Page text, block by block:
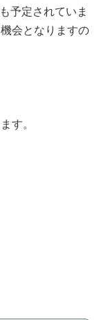
予定されていま
会となりますの
す。